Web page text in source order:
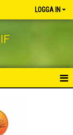
LOGGA IN